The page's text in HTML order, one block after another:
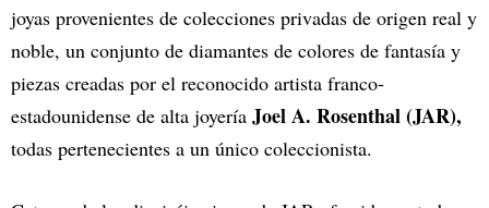
joyas provenientes de colecciones privadas de origen real y
noble, un conjunto de diamantes de colores de fantasía y
piezas creadas por el reconocido artista franco-
estadounidense de alta joyería Joel A. Rosenthal (JAR),
todas pertenecientes a un único coleccionista.